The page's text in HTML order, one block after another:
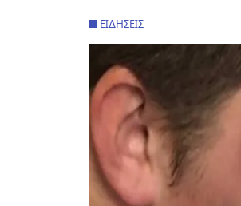
ΕΙΔΉΣΕΙΣ